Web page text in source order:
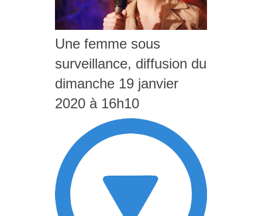
Une femme sous
surveillance, diffusion du
dimanche 19 janvier
2020 à 16h10